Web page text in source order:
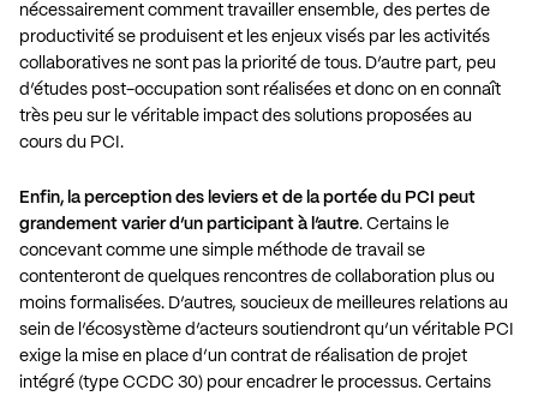
nécessairement comment travailler ensemble, des pertes de
productivité se produisent et les enjeux visés par les activités
collaboratives ne sont pas la priorité de tous. D’autre part, peu
d’études post-occupation sont réalisées et donc on en connaît
très peu sur le véritable impact des solutions proposées au
cours du PCI.
Enfin, la perception des leviers et de la portée du PCI peut
grandement varier d’un participant à l’autre. Certains le
concevant comme une simple méthode de travail se
contenteront de quelques rencontres de collaboration plus ou
moins formalisées. D’autres, soucieux de meilleures relations au
sein de l’écosystème d’acteurs soutiendront qu’un véritable PCI
exige la mise en place d’un contrat de réalisation de projet
intégré (type CCDC 30) pour encadrer le processus. Certains